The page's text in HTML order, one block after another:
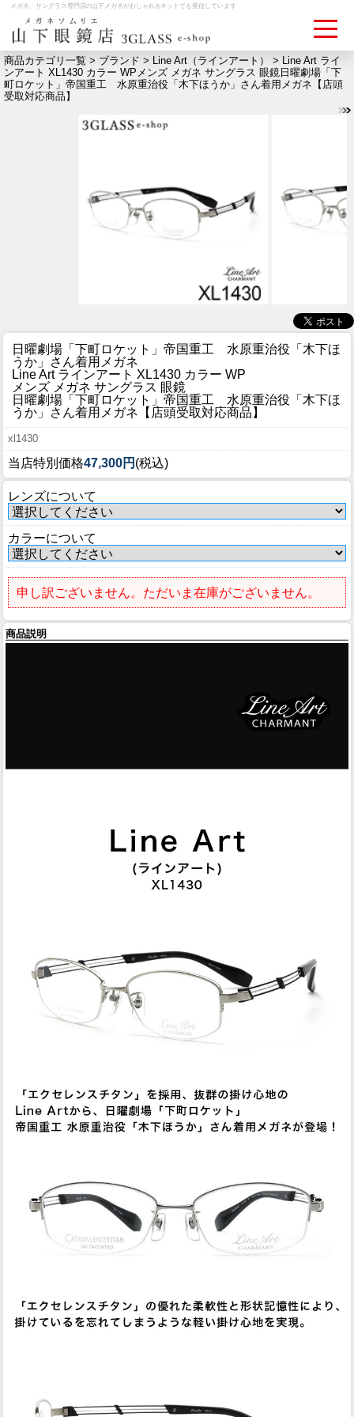
メガネ、サングラス専門店の山下メガネがおしゃれをネットでも発信しています
ログイン お買いものカゴ
お問い合わせ
メディア情報
BLOG
会社概要
インフォメーション
商品カテゴリ一覧 > ブランド > Line Art（ラインアート）
> Line Art ライ
ンアート XL1430 カラー WPメンズ メガネ サングラス 眼鏡日曜劇場「下
町ロケット」帝国重工 水原重治役「木下ほうか」さん着用メガネ【店頭
受取対応商品】
日曜劇場「下町ロケット」帝国重工 水原重治役「木下ほ
うか」さん着用メガネ
Line Art ラインアート XL1430 カラー WP
メンズ メガネ サングラス 眼鏡
日曜劇場「下町ロケット」帝国重工 水原重治役「木下ほ
うか」さん着用メガネ【店頭受取対応商品】
xl1430
当店特別価格47,300円 (税込)
レンズについて
カラーについて
申し訳ございません。ただいま在庫がございません。
商品説明